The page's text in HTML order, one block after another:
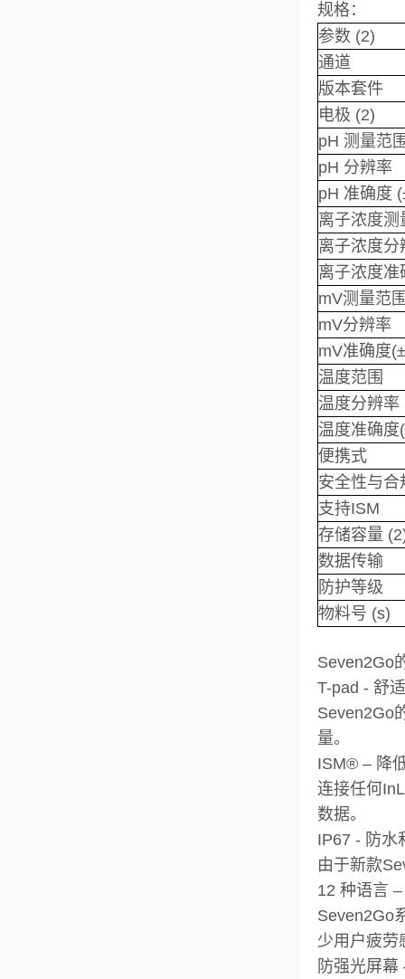
规格：
参数 (2)
通道
版本套件
电极 (2)
pH 测量范
pH 分辨率
pH 准确度
离子浓度测
离子浓度分
离子浓度准
mV测量范
mV分辨率
mV准确度
温度范围
温度分辨率
温度准确度
便携式
安全性与合
支持ISM
存储容量
数据传输
防护等级
物料号 (s)
Seven2Go
T-pad - 舒
Seven2Go
量。
ISM® – 降
连接任何
数据。
IP67 - 防水
由于新款
12 种语言
Seven2Go
少用户疲劳
防强光屏